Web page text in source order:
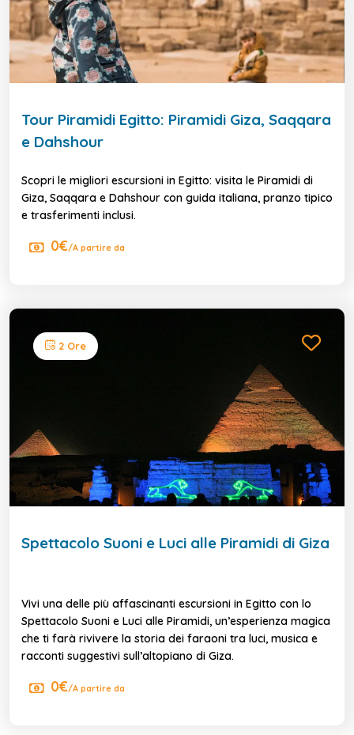
Tour Piramidi Egitto: Piramidi Giza, Saqqara
e Dahshour
Scopri le migliori escursioni in Egitto: visita le Piramidi di
Giza, Saqqara e Dahshour con guida italiana, pranzo tipico
e trasferimenti inclusi.
0€/A partire da
2 Ore
Spettacolo Suoni e Luci alle Piramidi di Giza
Vivi una delle più affascinanti escursioni in Egitto con lo
Spettacolo Suoni e Luci alle Piramidi, un’esperienza magica
che ti farà rivivere la storia dei faraoni tra luci, musica e
racconti suggestivi sull’altopiano di Giza.
0€/A partire da